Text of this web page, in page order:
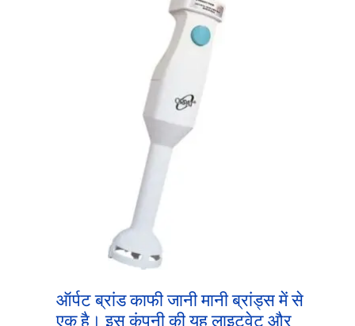
ऑर्पट ब्रांड काफी जानी मानी ब्रांड्स में से
एक है। इस कंपनी की यह लाइटवेट और